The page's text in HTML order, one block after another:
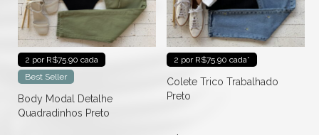
2 por R$75.90 cada
Best Seller
Body Modal Detalhe
Quadradinhos Preto
2 por R$75.90 cada*
Colete Trico Trabalhado
Preto